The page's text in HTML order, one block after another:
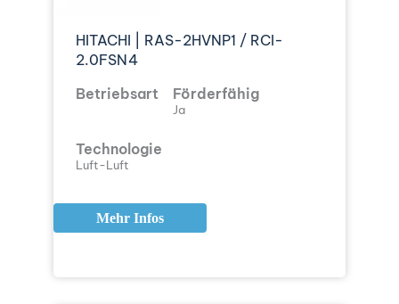
HITACHI | RAS-2HVNP1 / RCI-
2.0FSN4
Betriebsart
Förderfähig
Ja
Technologie
Luft-Luft
Mehr Infos